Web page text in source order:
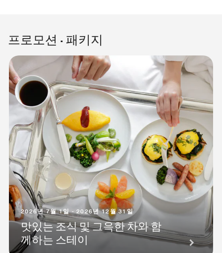
프로모션 · 패키지
2026년 7월 1일 - 2026년 12월 31일
맛있는 조식 및 그윽한 차와 함
께하는 스테이